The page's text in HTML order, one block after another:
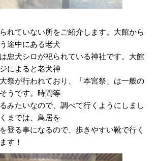
れていない所をご紹介します。大館から
途中にある老犬
忠犬シロが祀られている神社です。大館
によると老犬神
祭が行われており、「本宮祭」は一般の
うです。時間等
みたいなので、調べて行くようにしまし
までは、鳥居を
登る事になるので、歩きやすい靴で行く
す！